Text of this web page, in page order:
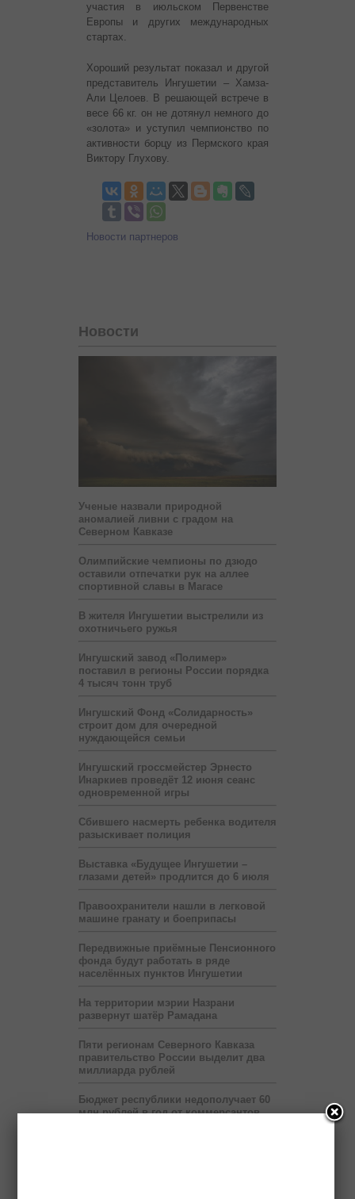
участия в июльском Первенстве
Европы и других международных
стартах.
Хороший результат показал и другой
представитель Ингушетии – Хамза-
Али Целоев. В решающей встрече в
весе 66 кг. он не дотянул немного до
«золота» и уступил чемпионство по
активности борцу из Пермского края
Виктору Глухову.
Новости партнеров
Новости
Ученые назвали природной
аномалией ливни с градом на
Северном Кавказе
Олимпийские чемпионы по дзюдо
оставили отпечатки рук на аллее
спортивной славы в Магасе
В жителя Ингушетии выстрелили из
охотничьего ружья
Ингушский завод «Полимер»
поставил в регионы России порядка
4 тысяч тонн труб
Ингушский Фонд «Солидарность»
строит дом для очередной
нуждающейся семьи
Ингушский гроссмейстер Эрнесто
Инаркиев проведёт 12 июня сеанс
одновременной игры
Сбившего насмерть ребенка водителя
разыскивает полиция
Выставка «Будущее Ингушетии –
глазами детей» продлится до 6 июля
Правоохранители нашли в легковой
машине гранату и боеприпасы
Передвижные приёмные Пенсионного
фонда будут работать в ряде
населённых пунктов Ингушетии
На территории мэрии Назрани
развернут шатёр Рамадана
Пяти регионам Северного Кавказа
правительство России выделит два
миллиарда рублей
Бюджет республики недополучает 60
млн рублей в год от коммерсантов